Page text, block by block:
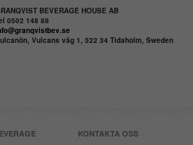
BEVERAGE HOUSE AB
0502 148 88
Vulcans väg 1, 522 34 Tidaholm, Sweden
KONTAKTA OSS